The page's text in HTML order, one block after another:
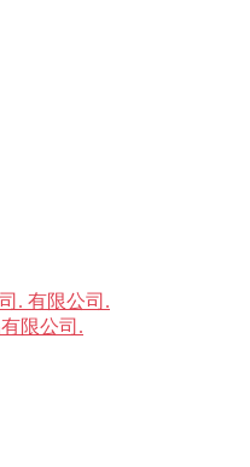
. 有限公司.
限公司.